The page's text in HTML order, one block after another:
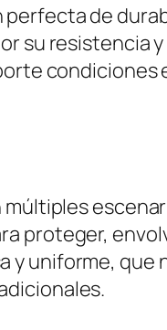
perfecta de
su resistencia
condiciones
proteger,
y uniforme, que